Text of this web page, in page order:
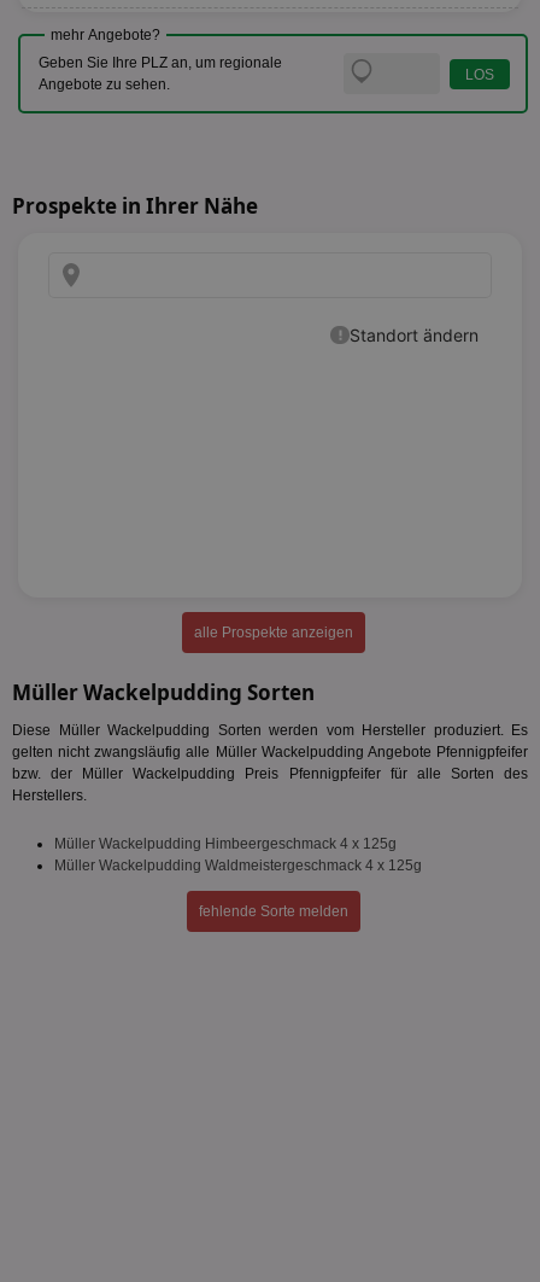
mehr Angebote?
Geben Sie Ihre PLZ an, um regionale
Angebote zu sehen.
Prospekte in Ihrer Nähe
alle Prospekte anzeigen
Müller Wackelpudding Sorten
Diese Müller Wackelpudding Sorten werden vom Hersteller produziert. Es
gelten nicht zwangsläufig alle Müller Wackelpudding Angebote Pfennigpfeifer
bzw. der Müller Wackelpudding Preis Pfennigpfeifer für alle Sorten des
Herstellers.
Müller Wackelpudding Himbeergeschmack 4 x 125g
Müller Wackelpudding Waldmeistergeschmack 4 x 125g
fehlende Sorte melden